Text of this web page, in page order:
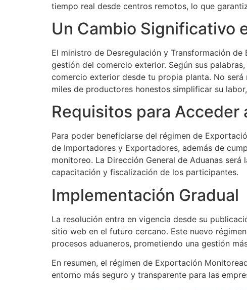
tiempo real desde centros remotos, lo que
Un Cambio Significativo
El ministro de Desregulación y Transformación
gestión del comercio exterior. Según sus
comercio exterior desde tu propia planta. No
miles de productores honestos simplificar su
Requisitos para Acceder
Para poder beneficiarse del régimen de
de Importadores y Exportadores, además de
monitoreo. La Dirección General de Aduanas
capacitación y fiscalización de los participantes.
Implementación Gradual
La resolución entra en vigencia desde su
sitio web en el futuro cercano. Este nuevo
procesos aduaneros, prometiendo una gestión
En resumen, el régimen de Exportación
entorno más seguro y transparente para las